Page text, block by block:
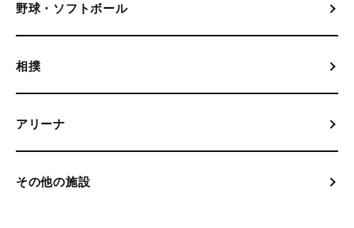
野球・ソフトボール
相撲
アリーナ
その他の施設